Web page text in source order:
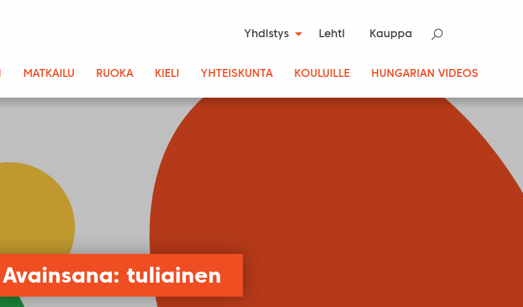
Yhdistys Lehti Kauppa
MATKAILU RUOKA KIELI YHTEISKUNTA KOULUILLE HUNGARIAN VIDEOS
Avainsana: tuliainen